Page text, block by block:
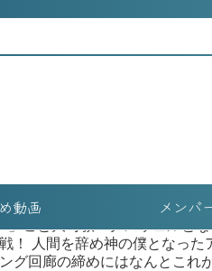
動画 メンバ
アイヌ史動画を制作して
像😋 会場の前に到着すると
イン兄弟が平野耕太節満載
性癖について語ってるだけ
アンデルセン神父襲来まで
にアーカードパネル！！
ジャンジャンドカドカやっ
艦デウスエクスマキーネか
人間を辞め神の僕となっ
グ回廊の締めにはなんとこ